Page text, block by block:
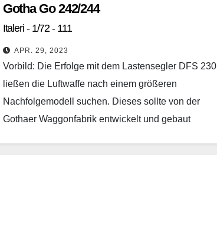
Gotha Go 242/244
Italeri - 1/72 - 111
APR. 29, 2023
Vorbild: Die Erfolge mit dem Lastensegler DFS 230
ließen die Luftwaffe nach einem größeren
Nachfolgemodell suchen. Dieses sollte von der
Gothaer Waggonfabrik entwickelt und gebaut